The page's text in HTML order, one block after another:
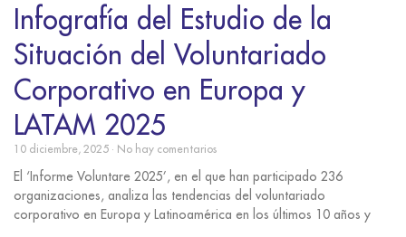
Infografía del Estudio de la
Situación del Voluntariado
Corporativo en Europa y
LATAM 2025
10 diciembre, 2025 No hay comentarios
El ‘Informe Voluntare 2025’, en el que han participado 236
organizaciones, analiza las tendencias del voluntariado
corporativo en Europa y Latinoamérica en los últimos 10 años y